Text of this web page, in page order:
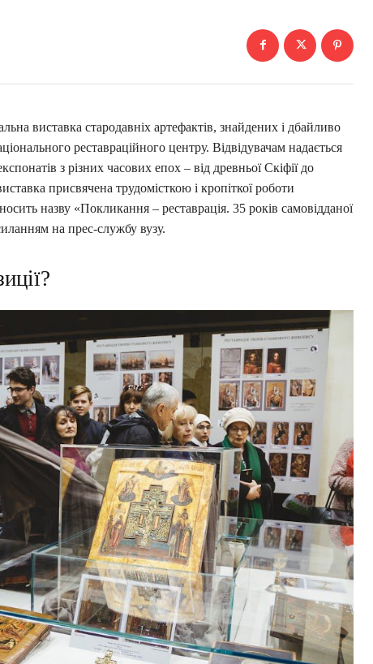
виставка стародавніх артефактів, знайдених і дбайливо
реставраційного центру. Відвідувачам надається
з різних часових епох – від древньої Скіфії до
присвячена трудомісткою і кропіткої роботи
назву «Покликання – реставрація. 35 років самовідданої
на прес-службу вузу.